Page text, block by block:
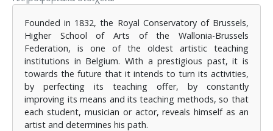
Founded in 1832, the Royal Conservatory of Brussels,
Higher School of Arts of the Wallonia-Brussels
Federation, is one of the oldest artistic teaching
institutions in Belgium. With a prestigious past, it is
towards the future that it intends to turn its activities,
by perfecting its teaching offer, by constantly
improving its means and its teaching methods, so that
each student, musician or actor, reveals himself as an
artist and determines his path.